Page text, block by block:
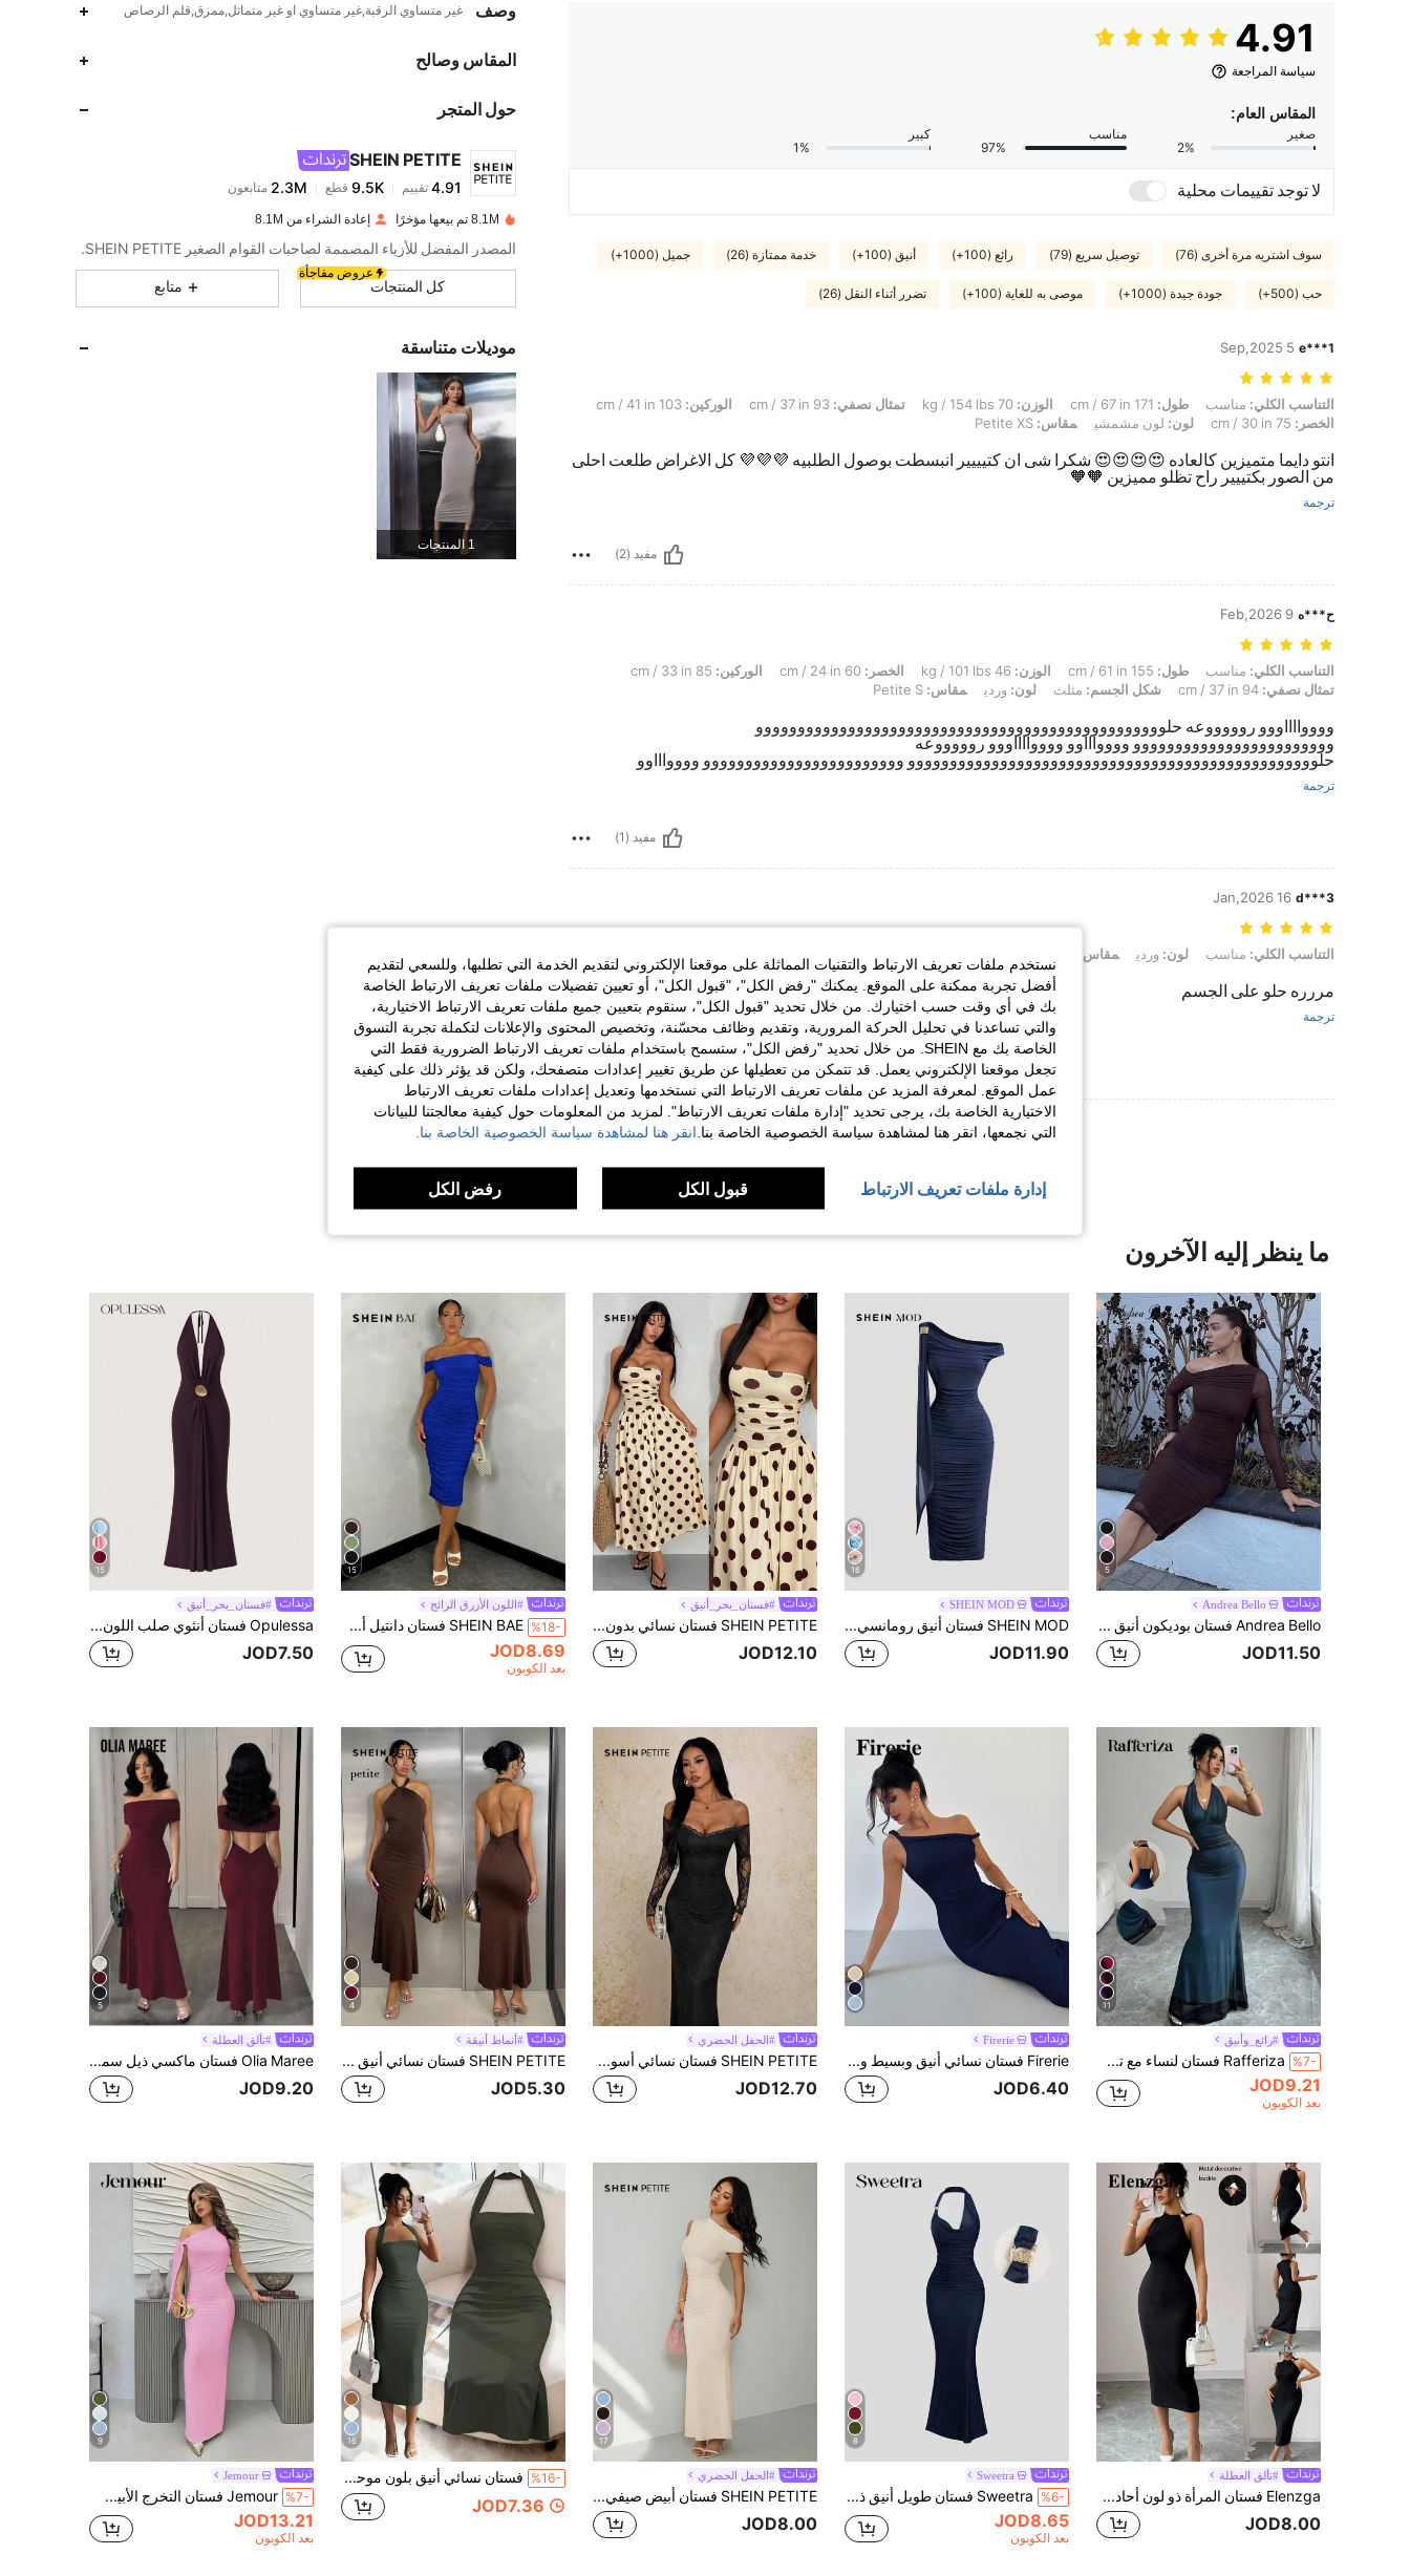
4.91
سياسة المراجعة
المقاس العام:
صغير
2%
مناسب
97%
كبير
1%
لا توجد تقييمات محلية
سوف اشتريه مرة أخرى (76) توصيل سريع (79) رائع (100+) أنيق (100+) خدمة ممتازة (26) جميل (1000+)
حب (500+) جودة جيدة (1000+) موصى به للغاية (100+) تضرر أثناء النقل (26)
e***1
5 Sep,2025
التناسب الكلي: مناسب, طول: 171 cm / 67 in, الوزن: 70 kg / 154 lbs, تمثال نصفي: 93 cm / 37 in, الوركين: 103 cm / 41 in, الخصر: 75 cm / 30 in, لون: لون مشمشي, مقاس: Petite XS
التناسب الكلي: مناسب طول: الوزن: تمثال نصفي: الوركين:
الخصر:
لون: لون مشمشي مقاس:
انتو دايما متميزين كالعاده 😍😍😍😍 شكرا شى ان كتيييير انبسطت بوصول الطلبيه 💜💜💜 كل الاغراض طلعت احلى
من الصور بكتييير راح تظلو مميزين 🧡🧡
ترجمة
مفيد (2)
ح***ه 9 Feb,2026
التناسب الكلي: مناسب, طول: 155 cm / 61 in, الوزن: 46 kg / 101 lbs, الخصر: 60 cm / 24 in, الوركين: 85 cm / 33 in, تمثال نصفي: 94 cm / 37 in, شكل الجسم: مثلث, لون: وردي, مقاس: Petite S
التناسب الكلي: مناسب طول: الوزن: الخصر: الوركين:
تمثال نصفي:
شكل الجسم: مثلث لون: وردي مقاس:
ووووااااووو روووووعه حلووووووووووووووووووووووووووووووووووووووووووووووووو
وووووووووووووووووووووووو وووواااوو ووووااااووو روووووعه
حلووووووووووووووووووووووووووووووووووووووووووووووووو وووووووووووووووووووووووو وووواااوو
ترجمة
مفيد (1)
d***3
16 Jan,2026
التناسب الكلي: مناسب, لون: وردي, مقاس: Petite M
التناسب الكلي: مناسب لون: وردي مقاس:
مررره حلو على الجسم
ترجمة
مفيد (1)
عرض المزيد من المراجعات
وصف غير متساوي الرقبة,غير متساوي او غير متماثل,ممزق,قلم الرصاص
المقاس وصالح
حول المتجر
SHEIN PETITE
4.91
9.5K قطع 2.3M
l***6 تم دفع منذ 1 يوم
4.91
9.5K
4.91
4.91
4.91
9.5K
8.1M تم بيعها مؤخرًا إعادة الشراء من 8.1M
المصدر المفضل للأزياء المصممة لصاحبات القوام الصغير SHEIN PETITE.
عروض مفاجأة
كل المنتجات متابع
موديلات متناسقة
1 المنتجات
ما ينظر إليه الآخرون
5
Andrea Bello
Andrea Bello فستان بوديكون أنيق للنساء طويل الأكمام مع تصميم شبكي منكمش، مناسب للخريف، لمناسبات رسمية وتواعد
JOD11.50
16
SHEIN MOD
SHEIN MOD فستان أنيق رومانسي للنساء بتجاعيد غير متماثلة وطول متوسط
JOD11.90
#فستان_بحر_أنيق
SHEIN PETITE فستان نسائي بدون حمالات مع حافة مكشكشة، بنقاط بولكا بنية وبيضاء، صيفي، بطراز ريترو فينتاج من السبعينات، للعطلات والإجازات، ملابس ضيفة الزفاف، عيد الميلاد، الحفلات، التخرج، للنساء الصغيرات
JOD12.10
15
#اللون الأزرق الرائج
%18- SHEIN BAE فستان دانتيل أصفر فاتح، فستان عطلة، فستان صيفي، فستان ربيعي، فستان باستيل، فستان بيتش للسيدات، فستان بيتش طويل، فستان ماكسي صيفي، ملابس صيفية للنساء/ملابس ربيعية/ملابس عيد الحب/كرنفال/ملابس عطلة الشاطئ
JOD8.69
بعد الكوبون
15
#فستان_بحر_أنيق
Opulessa فستان أنثوي صلب اللون مزود بظهر مفتوح محبوك
JOD7.50
11
#رائع_وأنيق
%7- Rafferiza فستان لنساء مع تشكيلة محكمة مع ذيل سمك القرش على شكل حرف V في الرقبة وطيات في الخصر من قماش الشبكة المبطن، للخريف والشتاء، متعدد الألوان
JOD9.21
بعد الكوبون
Firerie
Firerie فستان نسائي أنيق وبسيط وعصري للارتداء اليومي والحفلات والزفاف والعطلات، بتصميم ملتف غير متماثل وبنمط بودي كون، بحمالات سباغيتي، بلون المشمش، مناسب للربيع والصيف والخريف، فستان رسمي لضيوف حفلات الزفاف
JOD6.40
#الحفل الحضري
SHEIN PETITE فستان نسائي أسود سادة من الدانتيل بكتف واحد بقصة ضيقة وذيل سمكة للمواعيد والحفلات، فستان أسود مثير، فستان نسائي أسود بكورسيه، فستان دانتيل أسود، للنساء الصغيرات
JOD12.70
4
#أنماط أنيقة
SHEIN PETITE فستان نسائي أنيق بسيط بلون موحد مع حمالة رقبة وظهر مكشوف وتصميم ملتوي ضيق، مناسب للارتداء اليومي، للنساء ذوات القامة القصيرة
JOD5.30
5
#تألق العطلة
Olia Maree فستان ماكسي ذيل سمكة مكشوف الكتف وظهر
JOD9.20
#تألق العطلة
Elenzga فستان المرأة ذو لون أحادي، تصميم مشبك معدني لفتحة الرقبة غير المتناظرة، فستان ضيق أنيق وأنثوي
JOD8.00
8
Sweetra
%6- Sweetra فستان طويل أنيق ذو نهاية متدلية عميقة بلون أحادي ومقاس ضيق ومظهر راقي، بني اللون
JOD8.65
بعد الكوبون
17
#الحفل الحضري
SHEIN PETITE فستان أبيض صيفي أنيق للحفلات بكتف مائل وتصميم غير متماثل وذيل سمكة طويل جداً، ملابس نسائية، ملابس للنادي والحفلات والزفاف وليلة الموعد، للنساء الصغيرات
JOD8.00
16
%16- فستان نسائي أنيق بلون موحد بطول متوسط، مناسب للعطلات والتجمعات اليومية والمواعيد والمناسبات الأخرى في فصل الصيف
JOD7.36
9
Jemour
%7- Jemour فستان التخرج الأبيض للسيدات ، فستان أنيق بطية كتف غير متماثلة ، مطوي مع شق جانبي
JOD13.21
بعد الكوبون
نستخدم ملفات تعريف الارتباط والتقنيات المماثلة على موقعنا الإلكتروني لتقديم الخدمة التي تطلبها، وللسعي لتقديم
أفضل تجربة ممكنة على الموقع. يمكنك "رفض الكل"، "قبول الكل"، أو تعيين تفضيلات ملفات تعريف الارتباط الخاصة
بك في أي وقت حسب اختيارك. من خلال تحديد "قبول الكل"، سنقوم بتعيين جميع ملفات تعريف الارتباط الاختيارية،
والتي تساعدنا في تحليل الحركة المرورية، وتقديم وظائف محسّنة، وتخصيص المحتوى والإعلانات لتكملة تجربة التسوق
الخاصة بك مع SHEIN. من خلال تحديد "رفض الكل"، ستسمح باستخدام ملفات تعريف الارتباط الضرورية فقط التي
تجعل موقعنا الإلكتروني يعمل. قد تتمكن من تعطيلها عن طريق تغيير إعدادات متصفحك، ولكن قد يؤثر ذلك على كيفية
عمل الموقع. لمعرفة المزيد عن ملفات تعريف الارتباط التي نستخدمها وتعديل إعدادات ملفات تعريف الارتباط
الاختيارية الخاصة بك، يرجى تحديد "إدارة ملفات تعريف الارتباط". لمزيد من المعلومات حول كيفية معالجتنا للبيانات
التي نجمعها، انقر هنا لمشاهدة سياسة الخصوصية الخاصة بنا. انقر هنا لمشاهدة سياسة الخصوصية الخاصة بنا.
إدارة ملفات تعريف الارتباط قبول الكل رفض الكل